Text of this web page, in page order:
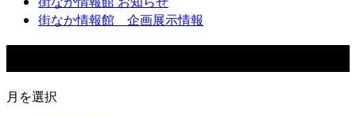
街なか情報館 企画展示情報
月を選択